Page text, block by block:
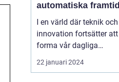
automatiska framtid
I en värld där teknik och
innovation fortsätter att
forma vår dagliga
tillvaro, har även
musikvärlden övergått
22 januari 2024